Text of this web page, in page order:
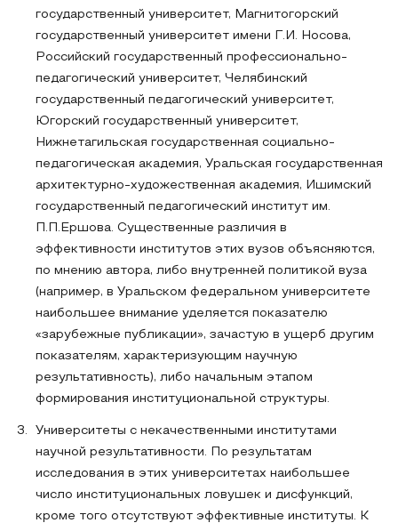
государственный университет, Магнитогорский
государственный университет имени Г.И. Носова,
Российский государственный профессионально-
педагогический университет, Челябинский
государственный педагогический университет,
Югорский государственный университет,
Нижнетагильская государственная социально-
педагогическая академия, Уральская государственная
архитектурно-художественная академия, Ишимский
государственный педагогический институт им.
П.П.Ершова. Существенные различия в
эффективности институтов этих вузов объясняются,
по мнению автора, либо внутренней политикой вуза
(например, в Уральском федеральном университете
наибольшее внимание уделяется показателю
«зарубежные публикации», зачастую в ущерб другим
показателям, характеризующим научную
результативность), либо начальным этапом
формирования институциональной структуры.
Университеты с некачественными институтами
научной результативности. По результатам
исследования в этих университетах наибольшее
число институциональных ловушек и дисфункций,
кроме того отсутствуют эффективные институты. К